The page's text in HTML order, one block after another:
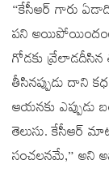
“కేసీఆర్‌ గారు
పని
గోడకు
తీసినప్పుడు దాని
ఆయనకు
తెలుసు. కేసీఆర్‌
సంచలనమే,” అని